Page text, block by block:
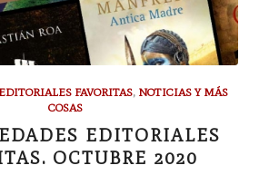
FAVORITAS, NOTICIAS Y MÁS
COSAS
EDITORIALES
OCTUBRE 2020